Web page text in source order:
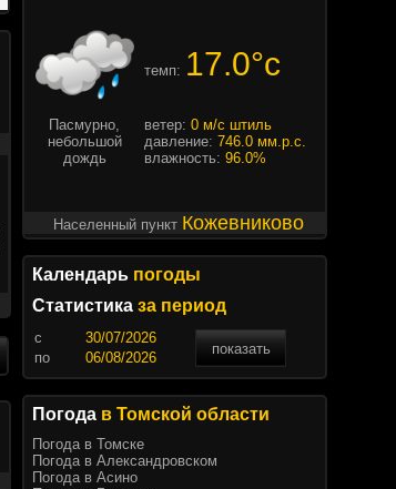
темп: 17.0°c
Пасмурно,
небольшой
дождь
ветер: 0 м/с штиль
давление: 746.0 мм.р.с.
влажность: 96.0%
Населенный пункт Кожевниково
Календарь погоды
Статистика за период
c
показать
по
Погода в Томской области
Погода в Томске
Погода в Александровском
Погода в Асино